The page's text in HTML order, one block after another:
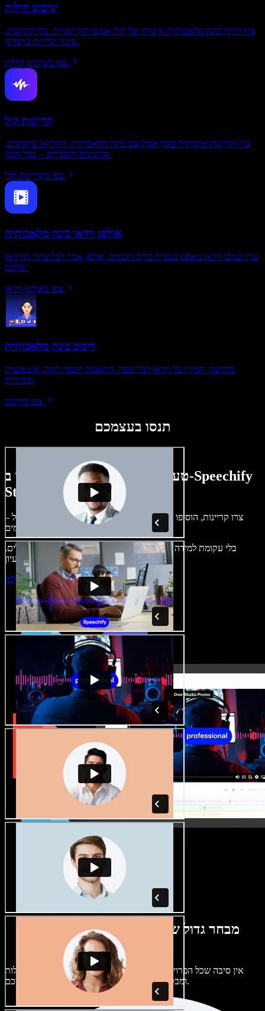
שיבוט קולות
צרו חיקוי בינה מלאכותית איכותי של קול אנושי תוך שניות. בלי התקנות.
עובד ישירות בדפדפן.
צפו בשיבוט קולות
קריינות קול
צרו קריינות איכותית בזמן אמת עם בינה מלאכותית. הקריאו טקסטים,
סרטונים והסברים – בכל סגנון.
צפו בקריינות קול
אולפן וידאו בינה מלאכותית
צרו וערכו וידאו מאפס בעזרת כלים חכמים. אולפן אחד לכל צרכי הווידאו
שלכם.
צפו באולפן וידאו
דיבוב בינה מלאכותית
בלחיצה, המירו כל וידאו לכל שפה. התאמה חכמה לקול, אינטונציה
ומהירות.
צפו בדיבוב
תנסו בעצמכם
טעימה קטנה ממה שתוכלו ליצור ב-Speechify
Studio.
צרו קריינות, הוסיפו תמונות ללא זכויות, אודיו, סרטונים ושיבוט קול –
בלי עקומת למידה – הכול זמין בדפדפן. יוצרי תוכן כבר לא מוגבלים,
התחילו ליצור באולפן
מבחר גדול של קולות נשים וגברים במגוון
מבטאים
אין סיבה שכל הפרויקטים יישמעו אותו דבר. בחרו מתוך מאות קולות
ומבטאים של בינה מלאכותית והתאימו אותם אליכם.